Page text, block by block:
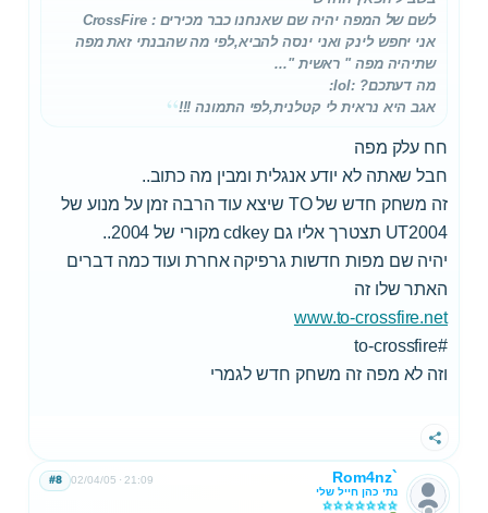
לשם של המפה יהיה שם שאנחנו כבר מכירים : CrossFire
אני יחפש לינק ואני ינסה להביא,לפי מה שהבנתי זאת מפה
שתיהיה מפה " ראשית "...
מה דעתכם? :lol:
אגב היא נראית לי קטלנית,לפי התמונה !!!
חח עלק מפה
חבל שאתה לא יודע אנגלית ומבין מה כתוב..
זה משחק חדש של TO שיצא עוד הרבה זמן על מנוע של
UT2004 תצטרך אליו גם cdkey מקורי של 2004..
יהיה שם מפות חדשות גרפיקה אחרת ועוד כמה דברים
האתר שלו זה
www.to-crossfire.net
#to-crossfire
וזה לא מפה זה משחק חדש לגמרי
שתף
Rom4nz`
נתי כהן חייל שלי
02/04/05 21:09
#8